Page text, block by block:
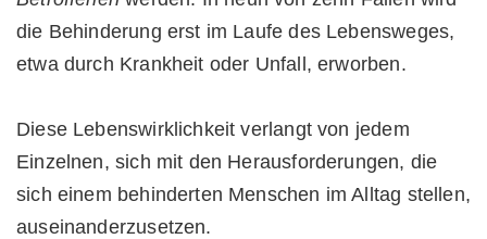
die Behinderung erst im Laufe des Lebensweges,
etwa durch Krankheit oder Unfall, erworben.
Diese Lebenswirklichkeit verlangt von jedem
Einzelnen, sich mit den Herausforderungen, die
sich einem behinderten Menschen im Alltag stellen,
auseinanderzusetzen.